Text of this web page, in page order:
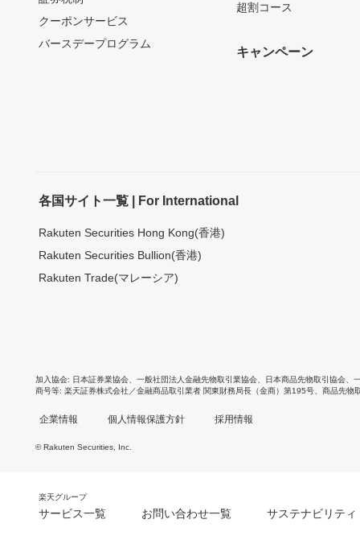
クーポンサービス
バースデープログラム
超割コース
キャンペーン
各国サイト一覧 | For International
Rakuten Securities Hong Kong(香港)
Rakuten Securities Bullion(香港)
Rakuten Trade(マレーシア)
加入協会 日本証券業協会 一般社団法人金融先物取引業協会 日本商品先物取引協会
商号等 楽天証券株式会社／金融商品取引業者 関東財務局長（金商）第195号、商品先物
企業情報 個人情報保護方針 採用情報
© Rakuten Securities, Inc.
楽天グループ
サービス一覧 お問い合わせ一覧 サステナビリティ